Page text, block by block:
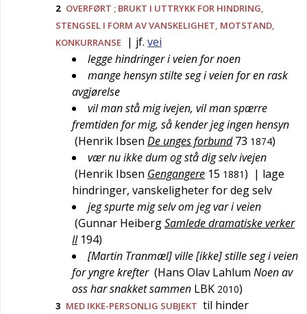
2 OVERFØRT ; BRUKT I UTTRYKK FOR HINDRING,
STENGSEL I FORM AV VANSKELIGHET, MOTSTAND,
KONKURRANSE
| jf. vei
legge hindringer i veien for noen
mange hensyn stilte seg i veien for en rask
avgjørelse
vil man stå mig ivejen, vil man spærre
fremtiden for mig, så kender jeg ingen hensyn
(Henrik Ibsen De unges forbund 73 1874)
vær nu ikke dum og stå dig selv ivejen
(Henrik Ibsen Gengangere 15 1881) | lage
hindringer, vanskeligheter for deg selv
jeg spurte mig selv om jeg var i veien
(Gunnar HeibergSamlede dramatiske verker
II 194)
[Martin Tranmæl] ville [ikke] stille seg i veien
for yngre krefter (Hans Olav Lahlum Noen av
oss har snakket sammen LBK 2010)
3 MED IKKE-PERSONLIG SUBJEKT til hinder